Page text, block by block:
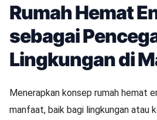
Rumah Hemat
sebagai
Lingkungan di
Menerapkan konsep rumah hemat
manfaat, baik bagi lingkungan atau